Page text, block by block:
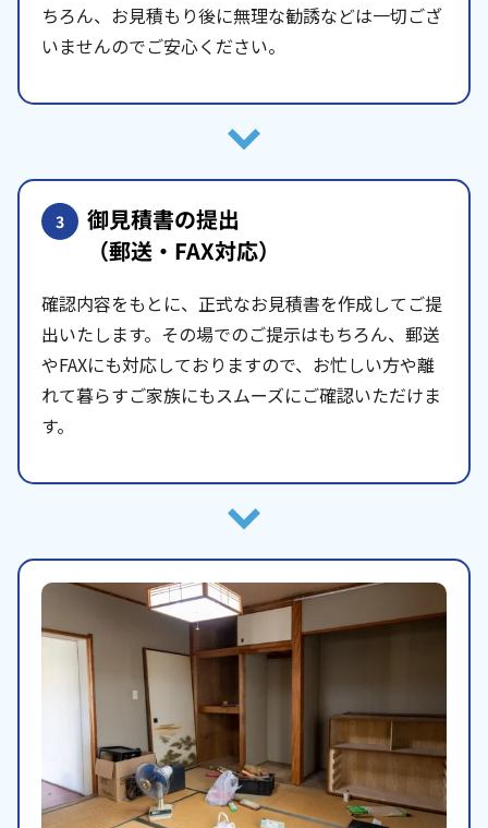
ちろん、お見積もり後に無理な勧誘などは一切ござ
いませんのでご安心ください。
3 御見積書の提出
（郵送・FAX対応）
確認内容をもとに、正式なお見積書を作成してご提
出いたします。その場でのご提示はもちろん、郵送
やFAXにも対応しておりますので、お忙しい方や離
れて暮らすご家族にもスムーズにご確認いただけま
す。